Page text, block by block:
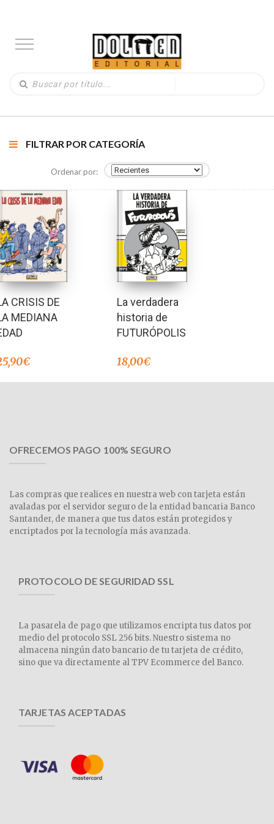
FILTRAR POR CATEGORÍA
Ordenar por:
CRISIS DE
MEDIANA
€
La verdadera
historia de
FUTURÓPOLIS
18,00€
OFRECEMOS PAGO 100% SEGURO
Las compras que realices en nuestra web con tarjeta están
avaladas por el servidor seguro de la entidad bancaria Banco
Santander, de manera que tus datos están protegidos y
encriptados por la tecnología más avanzada.
PROTOCOLO DE SEGURIDAD SSL
La pasarela de pago que utilizamos encripta tus datos por
medio del protocolo SSL 256 bits. Nuestro sistema no
almacena ningún dato bancario de tu tarjeta de crédito,
sino que va directamente al TPV Ecommerce del Banco.
TARJETAS ACEPTADAS